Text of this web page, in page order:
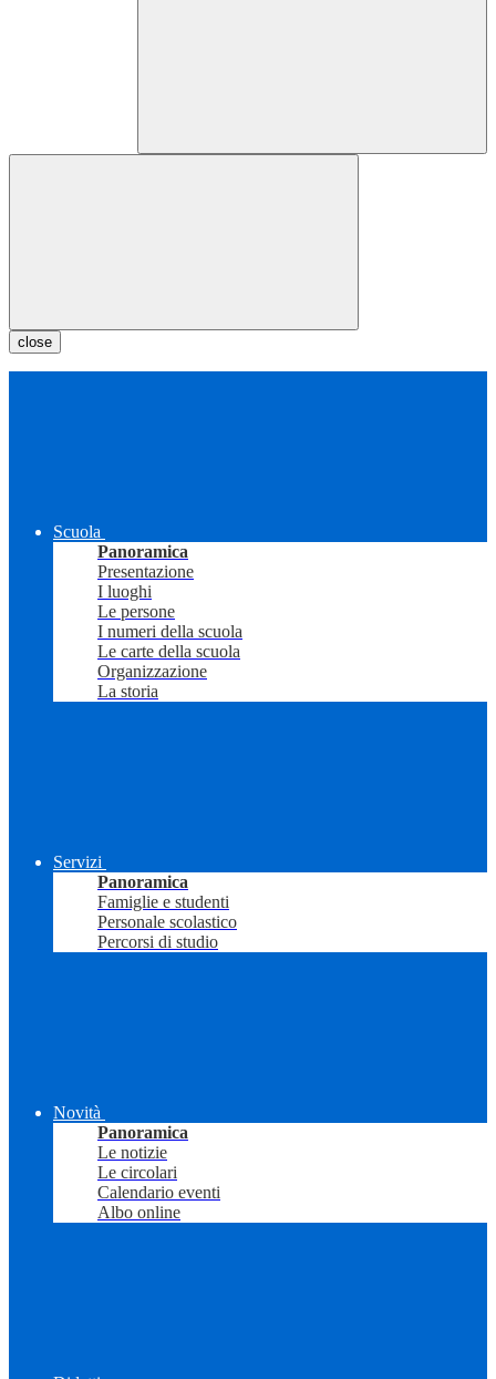
close
Scuola
Panoramica
Presentazione
I luoghi
Le persone
I numeri della scuola
Le carte della scuola
Organizzazione
La storia
Servizi
Panoramica
Famiglie e studenti
Personale scolastico
Percorsi di studio
Novità
Panoramica
Le notizie
Le circolari
Calendario eventi
Albo online